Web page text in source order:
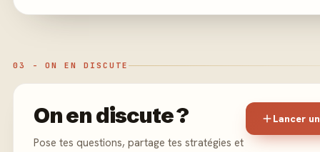
03 - ON EN DISCUTE
On en discute ?
Pose tes questions, partage tes stratégies et
Lancer